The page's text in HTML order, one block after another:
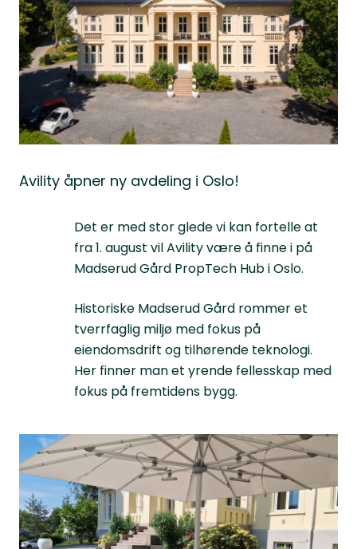
Avility åpner ny avdeling i Oslo!
Det er med stor glede vi kan fortelle at
fra 1. august vil Avility være å finne i på
Madserud Gård PropTech Hub i Oslo.
Historiske Madserud Gård rommer et
tverrfaglig miljø med fokus på
eiendomsdrift og tilhørende teknologi.
Her finner man et yrende fellesskap med
fokus på fremtidens bygg.